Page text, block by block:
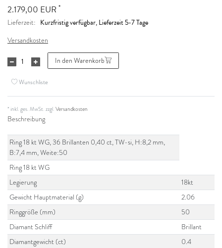
2.179,00 EUR *
Lieferzeit: Kurzfristig verfügbar, Lieferzeit 5-7 Tage
Versandkosten
In den Warenkorb
Wunschliste
* inkl. ges. MwSt. zzgl.Versandkosten
Beschreibung
Ring 18 kt WG, 36 Brillanten 0,40 ct, TW-si, H:8,2 mm,
B:7,4 mm, Weite:50
Ring 18 kt WG
Legierung
18kt
Gewicht Hauptmaterial (g)
2.06
Ringgröße (mm)
50
Diamant Schliff
Brillant
Diamantgewicht (ct)
0.4